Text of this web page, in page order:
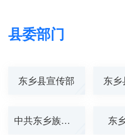
县委部门
东乡县宣传部 东乡
中共东乡族自治... 东